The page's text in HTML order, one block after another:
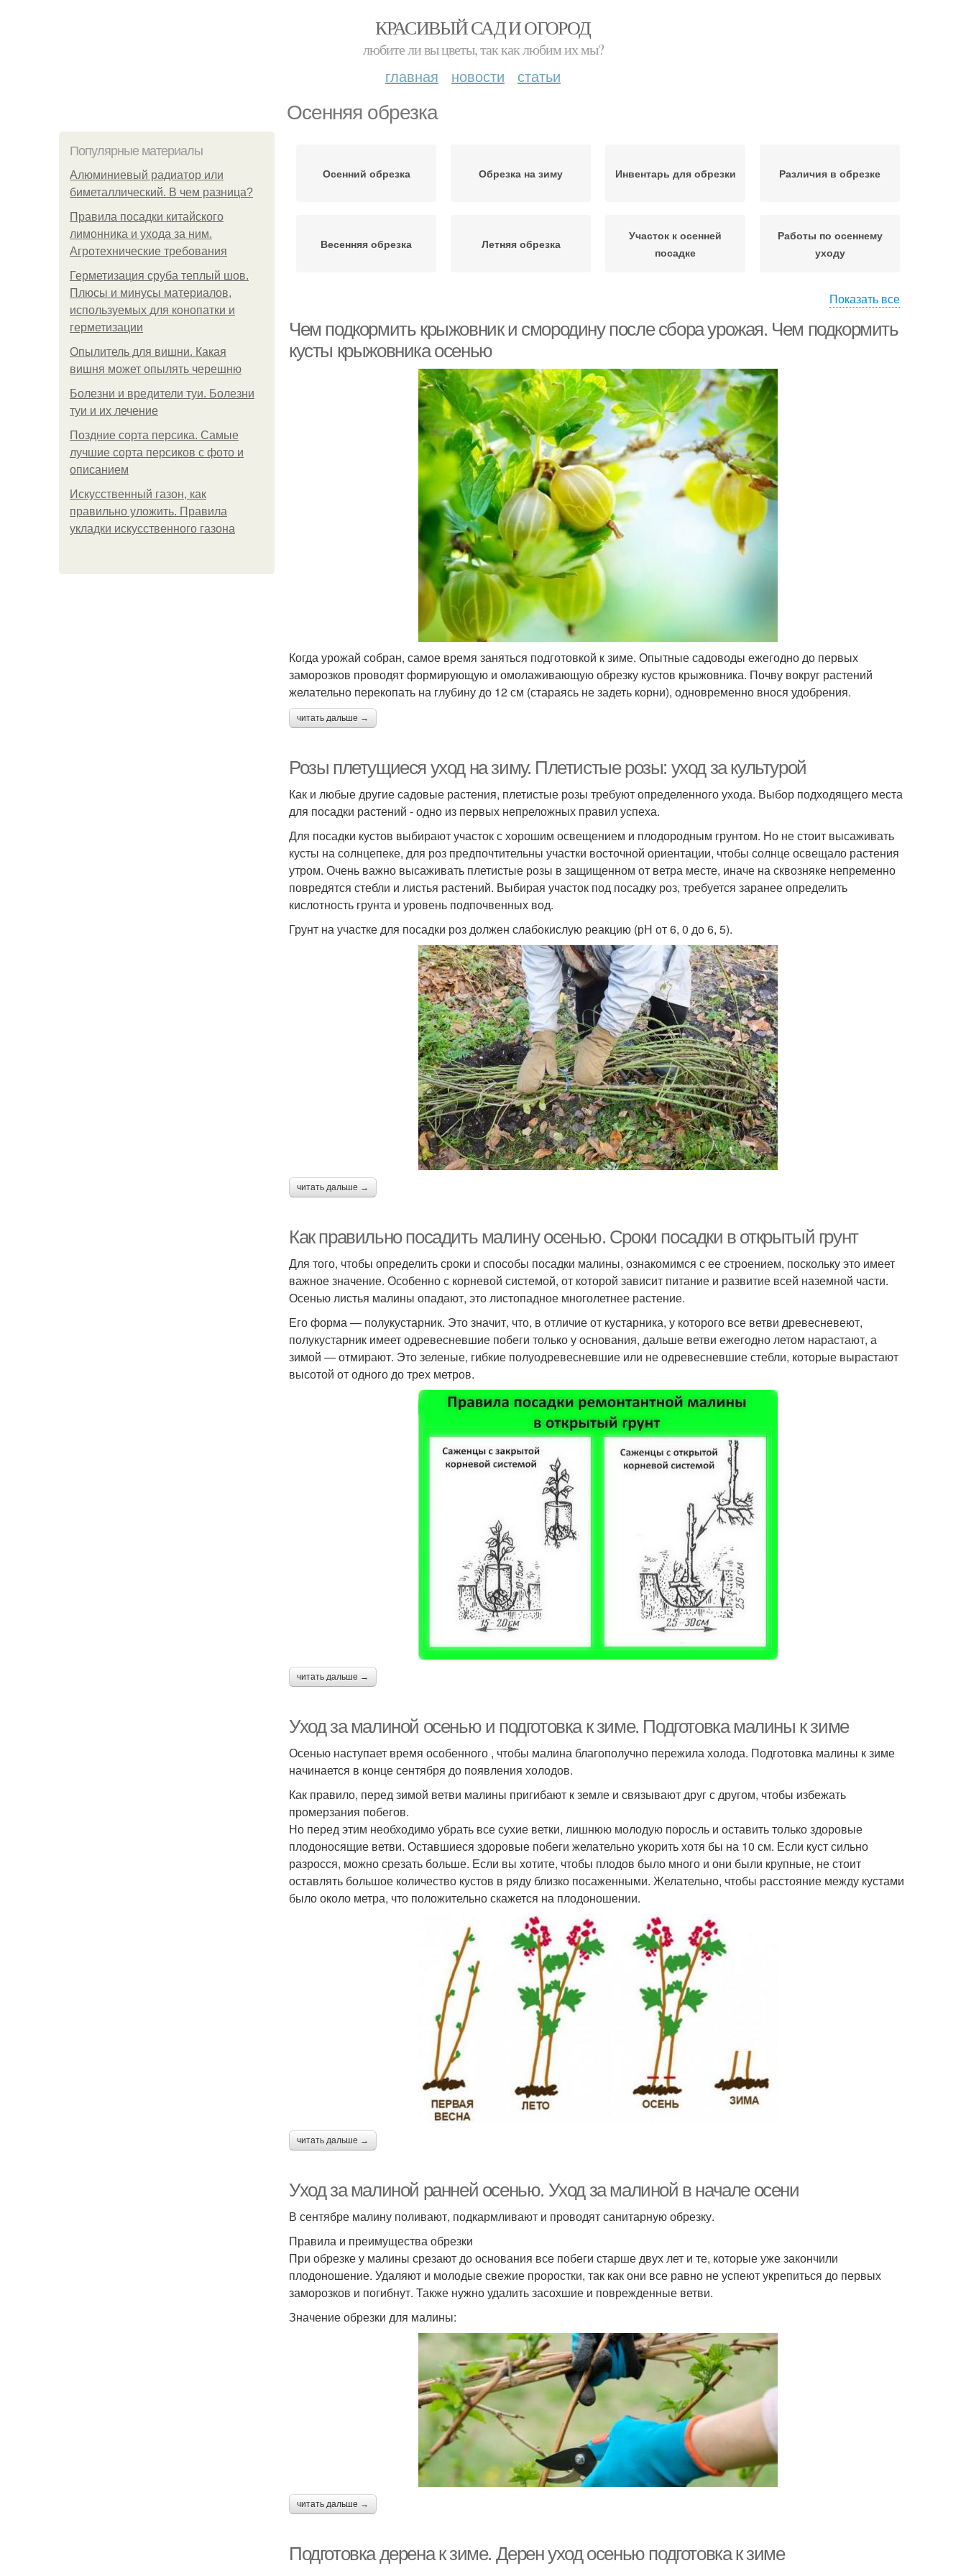
КРАСИВЫЙ САД И ОГОРОД
любите ли вы цветы, так как любим их мы?
главная новости статьи
Осенняя обрезка
Популярные материалы
Алюминиевый радиатор или
биметаллический. В чем разница?
Правила посадки китайского
лимонника и ухода за ним.
Агротехнические требования
Герметизация сруба теплый шов.
Плюсы и минусы материалов,
используемых для конопатки и
герметизации
Опылитель для вишни. Какая
вишня может опылять черешню
Болезни и вредители туи. Болезни
туи и их лечение
Поздние сорта персика. Самые
лучшие сорта персиков с фото и
описанием
Искусственный газон, как
правильно уложить. Правила
укладки искусственного газона
Осенний обрезка Обрезка на зиму Инвентарь для обрезки Различия в обрезке
Весенняя обрезка Летняя обрезка
Участок к осенней
посадке
Работы по осеннему
уходу
Время для обрезки Весенний обрезка
Клубники для осенней
посадки
Показать все
Чем подкормить крыжовник и смородину после сбора урожая. Чем подкормить
кусты крыжовника осенью
Когда урожай собран, самое время заняться подготовкой к зиме. Опытные садоводы ежегодно до первых
заморозков проводят формирующую и омолаживающую обрезку кустов крыжовника. Почву вокруг растений
желательно перекопать на глубину до 12 см (стараясь не задеть корни), одновременно внося удобрения.
читать дальше →
Розы плетущиеся уход на зиму. Плетистые розы: уход за культурой
Как и любые другие садовые растения, плетистые розы требуют определенного ухода. Выбор подходящего места
для посадки растений - одно из первых непреложных правил успеха.
Для посадки кустов выбирают участок с хорошим освещением и плодородным грунтом. Но не стоит высаживать
кусты на солнцепеке, для роз предпочтительны участки восточной ориентации, чтобы солнце освещало растения
утром. Очень важно высаживать плетистые розы в защищенном от ветра месте, иначе на сквозняке непременно
повредятся стебли и листья растений. Выбирая участок под посадку роз, требуется заранее определить
кислотность грунта и уровень подпочвенных вод.
Грунт на участке для посадки роз должен слабокислую реакцию (рН от 6, 0 до 6, 5).
читать дальше →
Как правильно посадить малину осенью. Сроки посадки в открытый грунт
Для того, чтобы определить сроки и способы посадки малины, ознакомимся с ее строением, поскольку это имеет
важное значение. Особенно с корневой системой, от которой зависит питание и развитие всей наземной части.
Осенью листья малины опадают, это листопадное многолетнее растение.
Его форма — полукустарник. Это значит, что, в отличие от кустарника, у которого все ветви древесневеют,
полукустарник имеет одревесневшие побеги только у основания, дальше ветви ежегодно летом нарастают, а
зимой — отмирают. Это зеленые, гибкие полуодревесневшие или не одревесневшие стебли, которые вырастают
высотой от одного до трех метров.
читать дальше →
Уход за малиной осенью и подготовка к зиме. Подготовка малины к зиме
Осенью наступает время особенного , чтобы малина благополучно пережила холода. Подготовка малины к зиме
начинается в конце сентября до появления холодов.
Как правило, перед зимой ветви малины пригибают к земле и связывают друг с другом, чтобы избежать
промерзания побегов.
Но перед этим необходимо убрать все сухие ветки, лишнюю молодую поросль и оставить только здоровые
плодоносящие ветви. Оставшиеся здоровые побеги желательно укорить хотя бы на 10 см. Если куст сильно
разросся, можно срезать больше. Если вы хотите, чтобы плодов было много и они были крупные, не стоит
оставлять большое количество кустов в ряду близко посаженными. Желательно, чтобы расстояние между кустами
было около метра, что положительно скажется на плодоношении.
читать дальше →
Уход за малиной ранней осенью. Уход за малиной в начале осени
В сентябре малину поливают, подкармливают и проводят санитарную обрезку.
Правила и преимущества обрезки
При обрезке у малины срезают до основания все побеги старше двух лет и те, которые уже закончили
плодоношение. Удаляют и молодые свежие проростки, так как они все равно не успеют укрепиться до первых
заморозков и погибнут. Также нужно удалить засохшие и поврежденные ветви.
Значение обрезки для малины:
читать дальше →
Подготовка дерена к зиме. Дерен уход осенью подготовка к зиме